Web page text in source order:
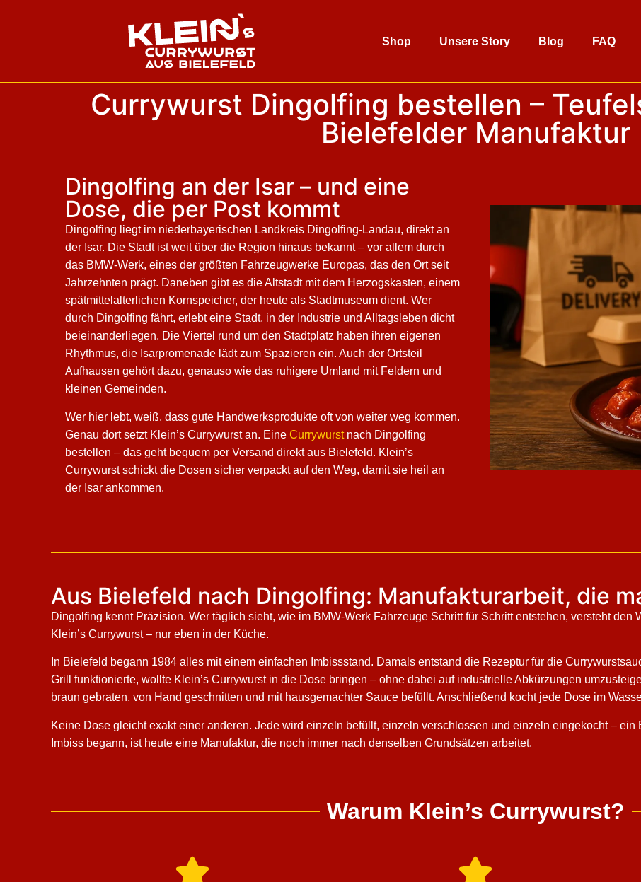
Shop Unsere Story Blog FAQ
Currywurst Dingolfing bestellen –
Bielefelder Manufaktur
Dingolfing an der Isar – und eine
Dose, die per Post kommt
Dingolfing liegt im niederbayerischen Landkreis Dingolfing-Landau, direkt an
der Isar. Die Stadt ist weit über die Region hinaus bekannt – vor allem durch
das BMW-Werk, eines der größten Fahrzeugwerke Europas, das den Ort seit
Jahrzehnten prägt. Daneben gibt es die Altstadt mit dem Herzogskasten, einem
spätmittelalterlichen Kornspeicher, der heute als Stadtmuseum dient. Wer
durch Dingolfing fährt, erlebt eine Stadt, in der Industrie und Alltagsleben dicht
beieinanderliegen. Die Viertel rund um den Stadtplatz haben ihren eigenen
Rhythmus, die Isarpromenade lädt zum Spazieren ein. Auch der Ortsteil
Aufhausen gehört dazu, genauso wie das ruhigere Umland mit Feldern und
kleinen Gemeinden.
Wer hier lebt, weiß, dass gute Handwerksprodukte oft von weiter weg kommen.
Genau dort setzt Klein’s Currywurst an. Eine Currywurstnach Dingolfing
bestellen – das geht bequem per Versand direkt aus Bielefeld. Klein’s
Currywurst schickt die Dosen sicher verpackt auf den Weg, damit sie heil an
der Isar ankommen.
Aus Bielefeld nach Dingolfing: Manufakturarbeit, die
Dingolfing kennt Präzision. Wer täglich sieht, wie im BMW-Werk Fahrzeuge Schritt für Schritt entstehen, versteht
Klein’s Currywurst – nur eben in der Küche.
In Bielefeld begann 1984 alles mit einem einfachen Imbissstand. Damals entstand die Rezeptur für die
Grill funktionierte, wollte Klein’s Currywurst in die Dose bringen – ohne dabei auf industrielle Abkürzungen
braun gebraten, von Hand geschnitten und mit hausgemachter Sauce befüllt. Anschließend kocht jede Dose im
Keine Dose gleicht exakt einer anderen. Jede wird einzeln befüllt, einzeln verschlossen und einzeln eingekocht –
Imbiss begann, ist heute eine Manufaktur, die noch immer nach denselben Grundsätzen arbeitet.
Warum Klein’s Currywurst?